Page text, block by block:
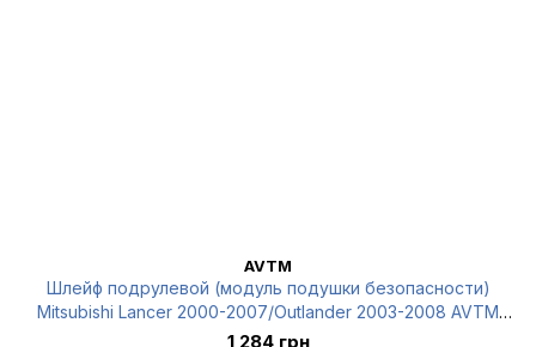
AVTM
Шлейф подрулевой (модуль подушки безопасности)
Mitsubishi Lancer 2000-2007/Outlander 2003-2008 AVTM
183800005
1 284 грн